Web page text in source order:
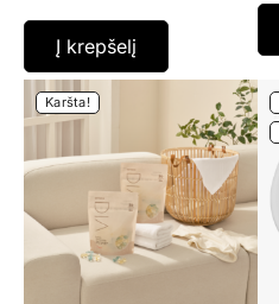
Į krepšelį
Karšta!